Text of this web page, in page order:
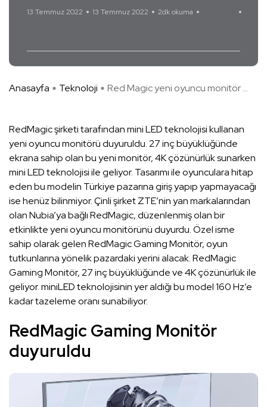
13 Temmuz 2022 13 Temmuz 2022 2dk okuma
Anasayfa Teknoloji Red Magic yeni oyuncu monitör ...
RedMagic şirketi tarafından mini LED teknolojisi kullanan
yeni oyuncu monitörü duyuruldu. 27 inç büyüklüğünde
ekrana sahip olan bu yeni monitör, 4K çözünürlük sunarken
mini LED teknolojisi ile geliyor. Tasarımı ile oyunculara hitap
eden bu modelin Türkiye pazarına giriş yapıp yapmayacağı
ise henüz bilinmiyor. Çinli şirket ZTE’nin yan markalarından
olan Nubia’ya bağlı RedMagic, düzenlenmiş olan bir
etkinlikte yeni oyuncu monitörünü duyurdu. Özel isme
sahip olarak gelen RedMagic Gaming Monitör, oyun
tutkunlarına yönelik pazardaki yerini alacak. RedMagic
Gaming Monitör, 27 inç büyüklüğünde ve 4K çözünürlük ile
geliyor. miniLED teknolojisinin yer aldığı bu model 160 Hz’e
kadar tazeleme oranı sunabiliyor.
RedMagic Gaming Monitör
duyuruldu